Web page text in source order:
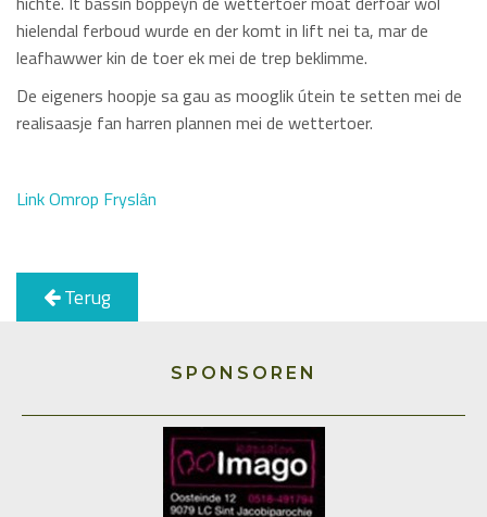
hielendal ferboud wurde en der komt in lift nei ta, mar de
leafhawwer kin de toer ek mei de trep beklimme.
De eigeners hoopje sa gau as mooglik útein te setten mei de
realisaasje fan harren plannen mei de wettertoer.
Link Omrop Fryslân
Terug
SPONSOREN